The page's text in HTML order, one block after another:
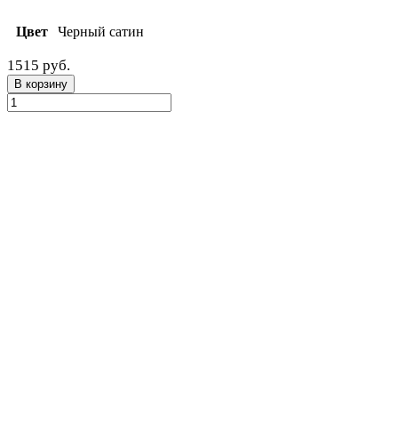
Цвет Черный сатин
1515 руб.
В корзину
Количество
товара